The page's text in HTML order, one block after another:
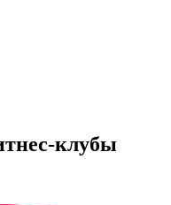
клубы